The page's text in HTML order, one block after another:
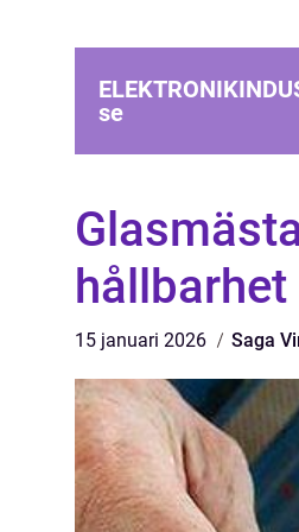
se
15 januari 2026 Saga